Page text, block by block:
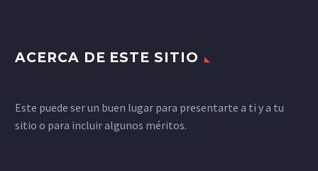
ACERCA DE ESTE SITIO
Este puede ser un buen lugar para presentarte a ti y a tu
sitio o para incluir algunos méritos.